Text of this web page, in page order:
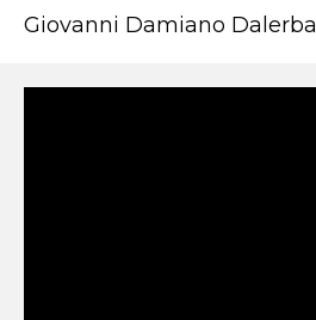
Giovanni Damiano Dalerba